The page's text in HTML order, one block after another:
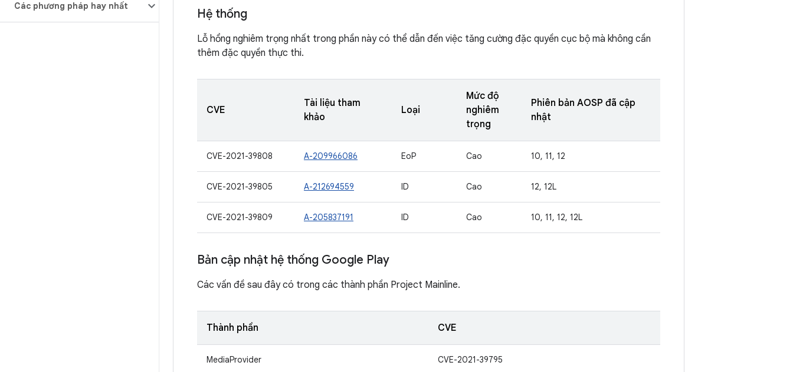
Các phương pháp hay nhất
Hệ thống
Lỗ hổng nghiêm trọng nhất trong phần này có thể dẫn đến việc tăng cường đặc quyền cục bộ mà không cần
thêm đặc quyền thực thi.
CVE
Tài liệu tham
khảo
Loại
Mức độ
nghiêm
trọng
Phiên bản AOSP đã cập
nhật
CVE-2021-39808 A-209966086 EoP Cao 10, 11, 12
CVE-2021-39805 A-212694559 ID Cao 12, 12L
CVE-2021-39809 A-205837191 ID Cao 10, 11, 12, 12L
Bản cập nhật hệ thống Google Play
Các vấn đề sau đây có trong các thành phần Project Mainline.
Thành phần CVE
MediaProvider CVE-2021-39795